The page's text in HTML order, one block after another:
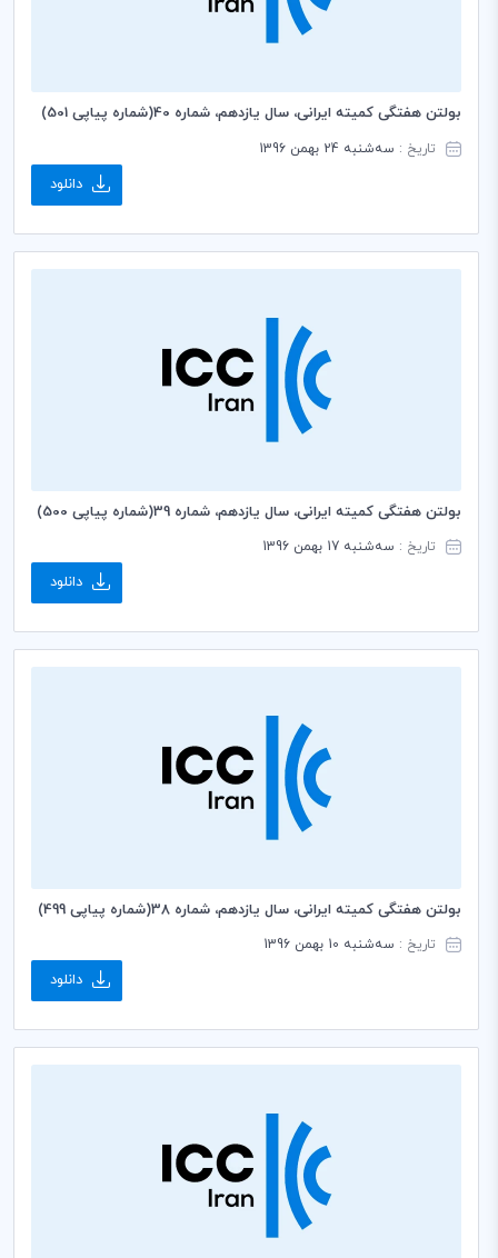
بولتن هفتگی کمیته ایرانی، سال یازدهم، شماره 40(شماره پیاپی 501)
تاریخ : سه‌شنبه 24 بهمن 1396
دانلود
بولتن هفتگی کمیته ایرانی، سال یازدهم، شماره 39(شماره پیاپی 500)
تاریخ : سه‌شنبه 17 بهمن 1396
دانلود
بولتن هفتگی کمیته ایرانی، سال یازدهم، شماره 38(شماره پیاپی 499)
تاریخ : سه‌شنبه 10 بهمن 1396
دانلود